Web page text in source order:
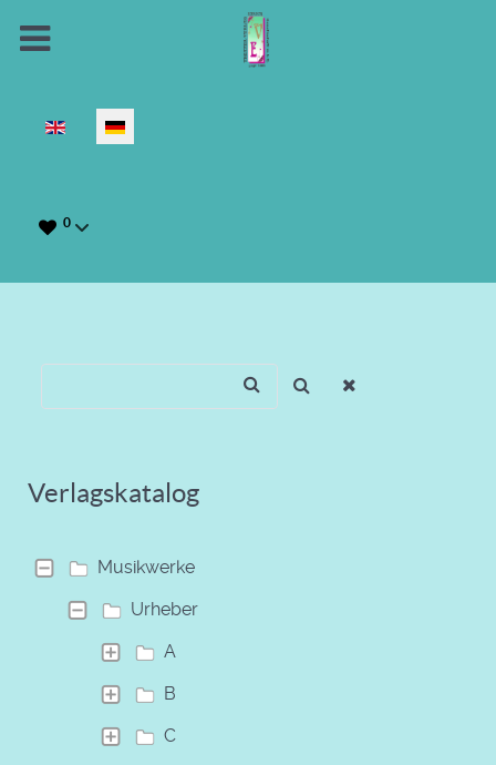
Sprache auswählen
0
Verlagskatalog
Musikwerke
Urheber
A
B
C